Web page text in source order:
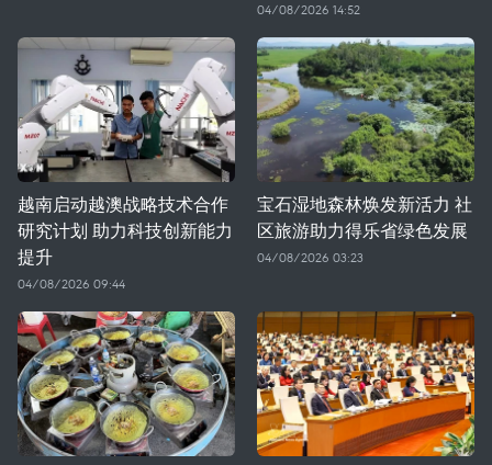
04/08/2026 14:52
越南启动越澳战略技术合作
研究计划 助力科技创新能力
提升
04/08/2026 09:44
宝石湿地森林焕发新活力 社
区旅游助力得乐省绿色发展
04/08/2026 03:23